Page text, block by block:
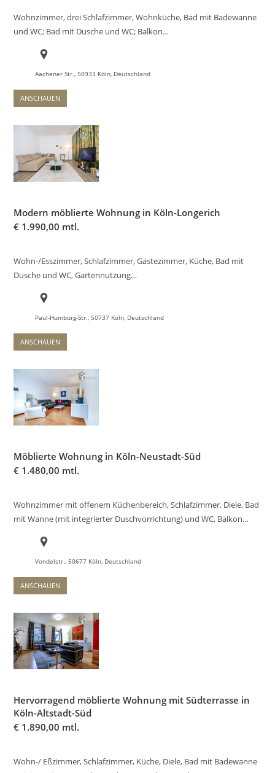
Wohnzimmer, drei Schlafzimmer, Wohnküche, Bad mit Badewanne
und WC; Bad mit Dusche und WC; Balkon…
Aachener Str., 50933 Köln, Deutschland
ANSCHAUEN
Modern möblierte Wohnung in Köln-Longerich
€ 1.990,00 mtl.
Wohn-/Esszimmer, Schlafzimmer, Gästezimmer, Küche, Bad mit
Dusche und WC, Gartennutzung…
Paul-Humburg-Str., 50737 Köln, Deutschland
ANSCHAUEN
Möblierte Wohnung in Köln-Neustadt-Süd
€ 1.480,00 mtl.
Wohnzimmer mit offenem Küchenbereich, Schlafzimmer, Diele, Bad
mit Wanne (mit integrierter Duschvorrichtung) und WC, Balkon…
Vondelstr., 50677 Köln, Deutschland
ANSCHAUEN
Hervorragend möblierte Wohnung mit Südterrasse in
Köln-Altstadt-Süd
€ 1.890,00 mtl.
Wohn-/ Eßzimmer, Schlafzimmer, Küche, Diele, Bad mit Badewanne